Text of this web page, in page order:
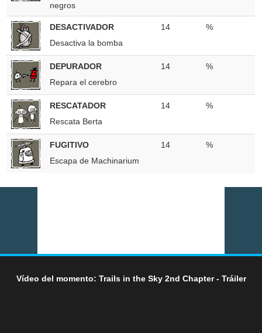
negros
DESACTIVADOR
Desactiva la bomba
14 %
DEPURADOR
Repara el cerebro
14 %
RESCATADOR
Rescata Berta
14 %
FUGITIVO
Escapa de Machinarium
14 %
Vídeo del momento: Trails in the Sky 2nd Chapter - Tráiler